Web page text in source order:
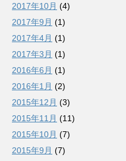
2017年10月 (4)
2017年9月 (1)
2017年4月 (1)
2017年3月 (1)
2016年6月 (1)
2016年1月 (2)
2015年12月 (3)
2015年11月 (11)
2015年10月 (7)
2015年9月 (7)